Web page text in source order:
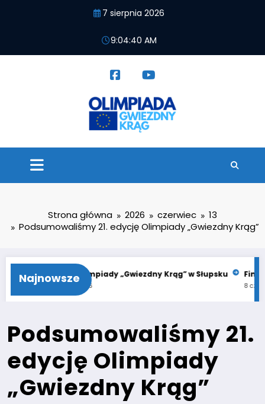
7 sierpnia 2026
9:04:41 AM
Strona główna 2026 czerwiec
13
Podsumowaliśmy 21. edycję Olimpiady „Gwiezdny Krąg”
Najnowsze
21. Finał Olimpiady „Gwiezdny Krąg” w Słupsku
11 czerwca 2026
Finał
8 czerwca
Podsumowaliśmy 21.
edycję Olimpiady
„Gwiezdny Krąg”